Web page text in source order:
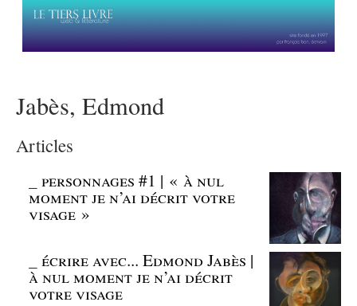
Jabès, Edmond
Articles
_personnages #1 | « à nul
moment je n’ai décrit votre
visage »
_écrire avec... Edmond Jabès |
à nul moment je n’ai décrit
votre visage